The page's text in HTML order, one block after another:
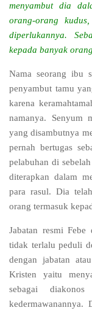
menyambut dia
orang-orang
diperlukannya.
kepada banyak
Nama seorang ibu
penyambut tamu
karena
namanya. Senyum
yang disambutnya
pernah bertugas
pelabuhan di
diterapkan dalam
para rasul. Dia
orang termasuk
Jabatan resmi Febe
tidak terlalu peduli
dengan jabatan
Kristen yaitu
sebagai
kedermawanannya.